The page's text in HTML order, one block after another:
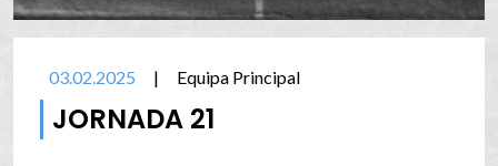
03.02.2025 | Equipa Principal
JORNADA 21